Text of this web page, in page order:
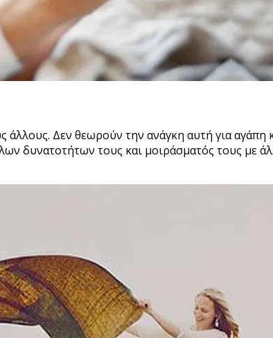
Δεν θεωρούν την ανάγκη αυτή για
δυνατοτήτων τους και μοιράσματός τους με